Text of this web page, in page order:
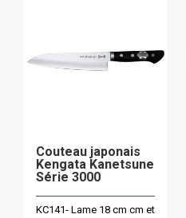
Couteau japonais
Kengata Kanetsune
Série 3000
KC141- Lame 18 cm cm et